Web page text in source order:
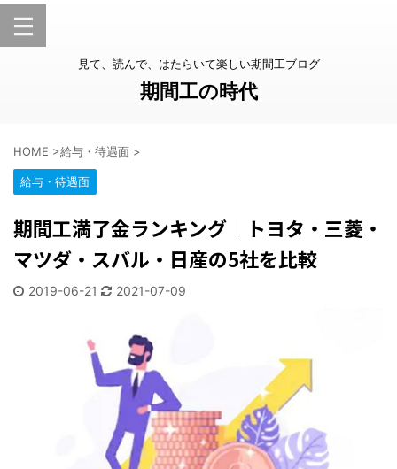
見て、読んで、はたらいて楽しい期間工ブログ
期間工の時代
HOME >給与・待遇面 >
給与・待遇面
期間工満了金ランキング｜トヨタ・三菱・
マツダ・スバル・日産の5社を比較
2019-06-21 2021-07-09